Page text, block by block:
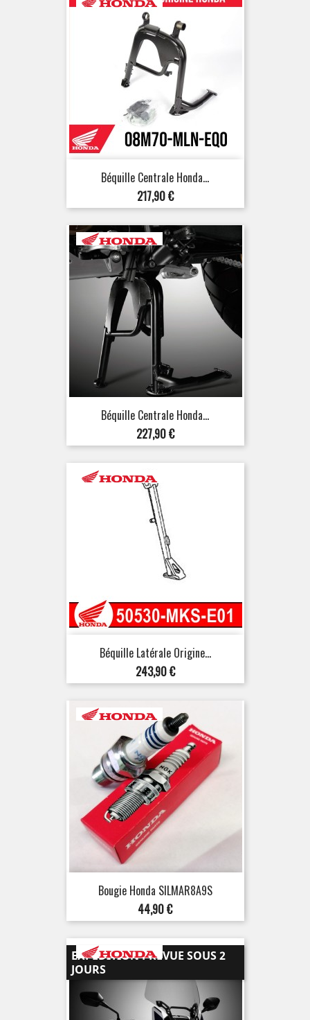
Béquille Centrale Honda...
Prix
217,90 €
Béquille Centrale Honda...
Prix
227,90 €
Béquille Latérale Origine...
Prix
243,90 €
Bougie Honda SILMAR8A9S
Prix
44,90 €
EXPÉDITION PRÉVUE SOUS 2
JOURS